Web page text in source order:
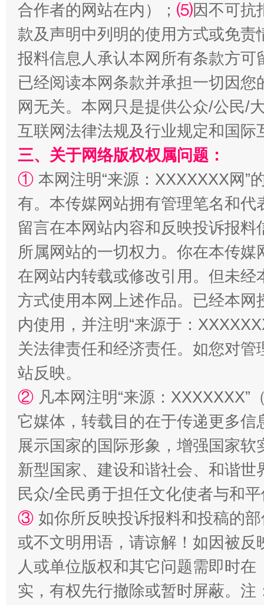
解纷+调解+退费，一次搞定
站台名比不上好声名
漫山遍野的桃花与雪山、麦地、白藏房 除
合作者的网站在内）； ⑸因不可抗
款及声明中列明的使用方式或免责
报料信息人承认本网所有条款方
已经阅读本网条款并承担一切因
网无关。本网只是提供公众/公民/
互联网法律法规及行业规定和国
三、关于网络版权权属问题：
① 本网注明“来源：XXXXXXX网”
有。本传媒网站拥有管理笔名和
留言在本网站内容和反映投诉报
所属网站的一切权力。你在本传
在网站内转载或修改引用。但未
方式使用本网上述作品。已经本
内使用，并注明“来源于：
关法律责任和经济责任。如您对
站反映。
② 凡本网注明“来源：
它媒体，转载目的在于传递更多
展示国家的国际形象，增强国家
新型国家、建设和谐社会、和谐
民众/全民勇于担任文化使者与和
③ 如你所反映投诉报料和投稿的
或不文明用语，请谅解！如因被
人或单位版权和其它问题需即时在
实，有权先行撤除或暂时屏蔽。